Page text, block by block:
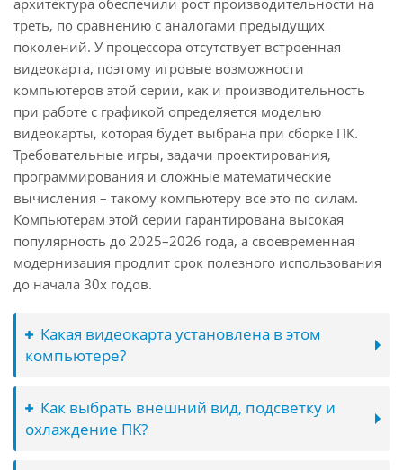
архитектура обеспечили рост производительности на
треть, по сравнению с аналогами предыдущих
поколений. У процессора отсутствует встроенная
видеокарта, поэтому игровые возможности
компьютеров этой серии, как и производительность
при работе с графикой определяется моделью
видеокарты, которая будет выбрана при сборке ПК.
Требовательные игры, задачи проектирования,
программирования и сложные математические
вычисления – такому компьютеру все это по силам.
Компьютерам этой серии гарантирована высокая
популярность до 2025–2026 года, а своевременная
модернизация продлит срок полезного использования
до начала 30х годов.
Какая видеокарта установлена в этом
компьютере?
Как выбрать внешний вид, подсветку и
охлаждение ПК?